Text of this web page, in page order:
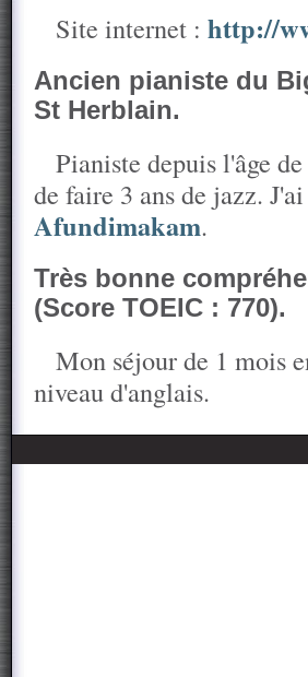
Site internet : http://
Ancien pianiste du
St Herblain.
Pianiste depuis l'âge
de faire 3 ans de jazz.
Afundimakam.
Très bonne
(Score TOEIC : 770).
Mon séjour de 1 mois
niveau d'anglais.